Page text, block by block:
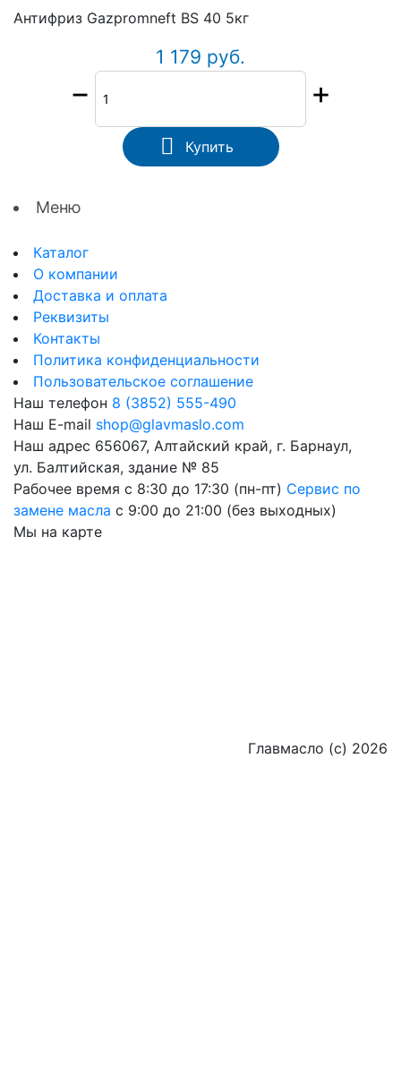
Антифриз Gazpromneft BS 40 5кг
1 179 руб.
Купить
Меню
Каталог
О компании
Доставка и оплата
Реквизиты
Контакты
Политика конфиденциальности
Пользовательское соглашение
Наш телефон 8 (3852) 555-490
Наш E-mail shop@glavmaslo.com
Наш адрес 656067, Алтайский край, г. Барнаул,
ул. Балтийская, здание № 85
Рабочее время с 8:30 до 17:30 (пн-пт) Сервис по
замене масла с 9:00 до 21:00 (без выходных)
Мы на карте
Главмасло (с) 2026